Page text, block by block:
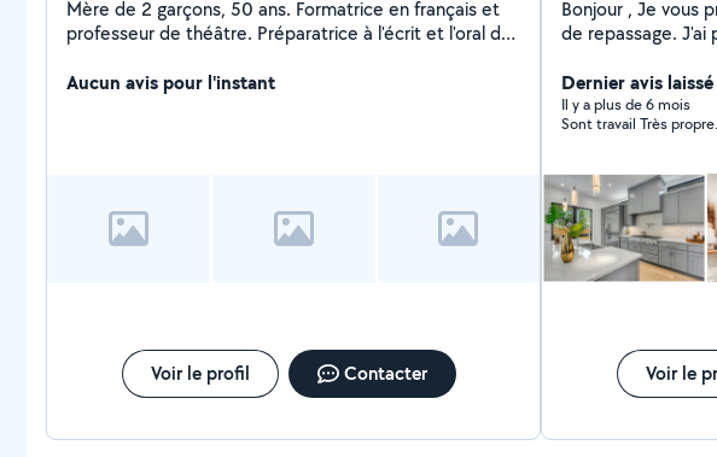
Mère de 2 garçons, 50 ans. Formatrice en français et
professeur de théâtre. Préparatrice à l'écrit et l'oral des
Aucun avis pour l'instant
Voir le profil Contacter
Bonjour , Je vous propose mes services de ménage et
de repassage. J'ai plusieurs années d'expériences
Polonaise,
régulièrement dans la
contacter
Dernier avis
Il y a plus de 6 mois
Sont travail Très propre.
Voir le